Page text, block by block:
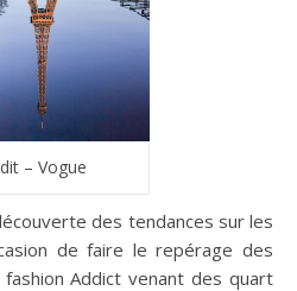
– Vogue
des tendances sur les
de faire le repérage des
Addict venant des quart